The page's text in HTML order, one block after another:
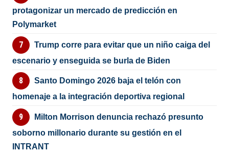
protagonizar un mercado de predicción en
Polymarket
Trump corre para evitar que un niño caiga del
escenario y enseguida se burla de Biden
Santo Domingo 2026 baja el telón con
homenaje a la integración deportiva regional
Milton Morrison denuncia rechazó presunto
soborno millonario durante su gestión en el
INTRANT